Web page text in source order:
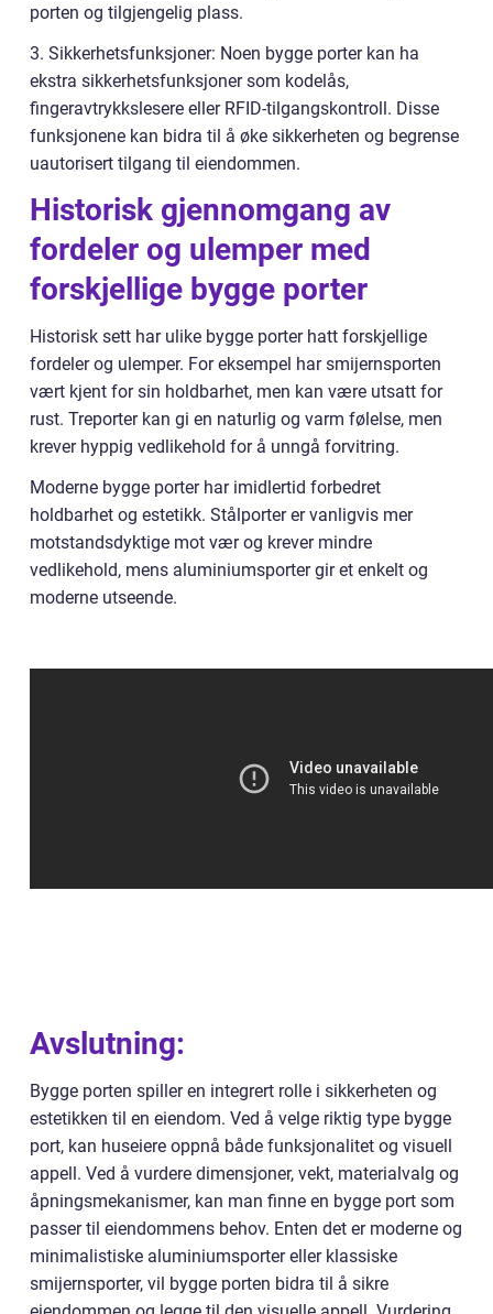
porten og tilgjengelig plass.
3. Sikkerhetsfunksjoner: Noen bygge porter kan ha
ekstra sikkerhetsfunksjoner som kodelås,
fingeravtrykkslesere eller RFID-tilgangskontroll. Disse
funksjonene kan bidra til å øke sikkerheten og begrense
uautorisert tilgang til eiendommen.
Historisk gjennomgang av
fordeler og ulemper med
forskjellige bygge porter
Historisk sett har ulike bygge porter hatt forskjellige
fordeler og ulemper. For eksempel har smijernsporten
vært kjent for sin holdbarhet, men kan være utsatt for
rust. Treporter kan gi en naturlig og varm følelse, men
krever hyppig vedlikehold for å unngå forvitring.
Moderne bygge porter har imidlertid forbedret
holdbarhet og estetikk. Stålporter er vanligvis mer
motstandsdyktige mot vær og krever mindre
vedlikehold, mens aluminiumsporter gir et enkelt og
moderne utseende.
Avslutning:
Bygge porten spiller en integrert rolle i sikkerheten og
estetikken til en eiendom. Ved å velge riktig type bygge
port, kan huseiere oppnå både funksjonalitet og visuell
appell. Ved å vurdere dimensjoner, vekt, materialvalg og
åpningsmekanismer, kan man finne en bygge port som
passer til eiendommens behov. Enten det er moderne og
minimalistiske aluminiumsporter eller klassiske
smijernsporter, vil bygge porten bidra til å sikre